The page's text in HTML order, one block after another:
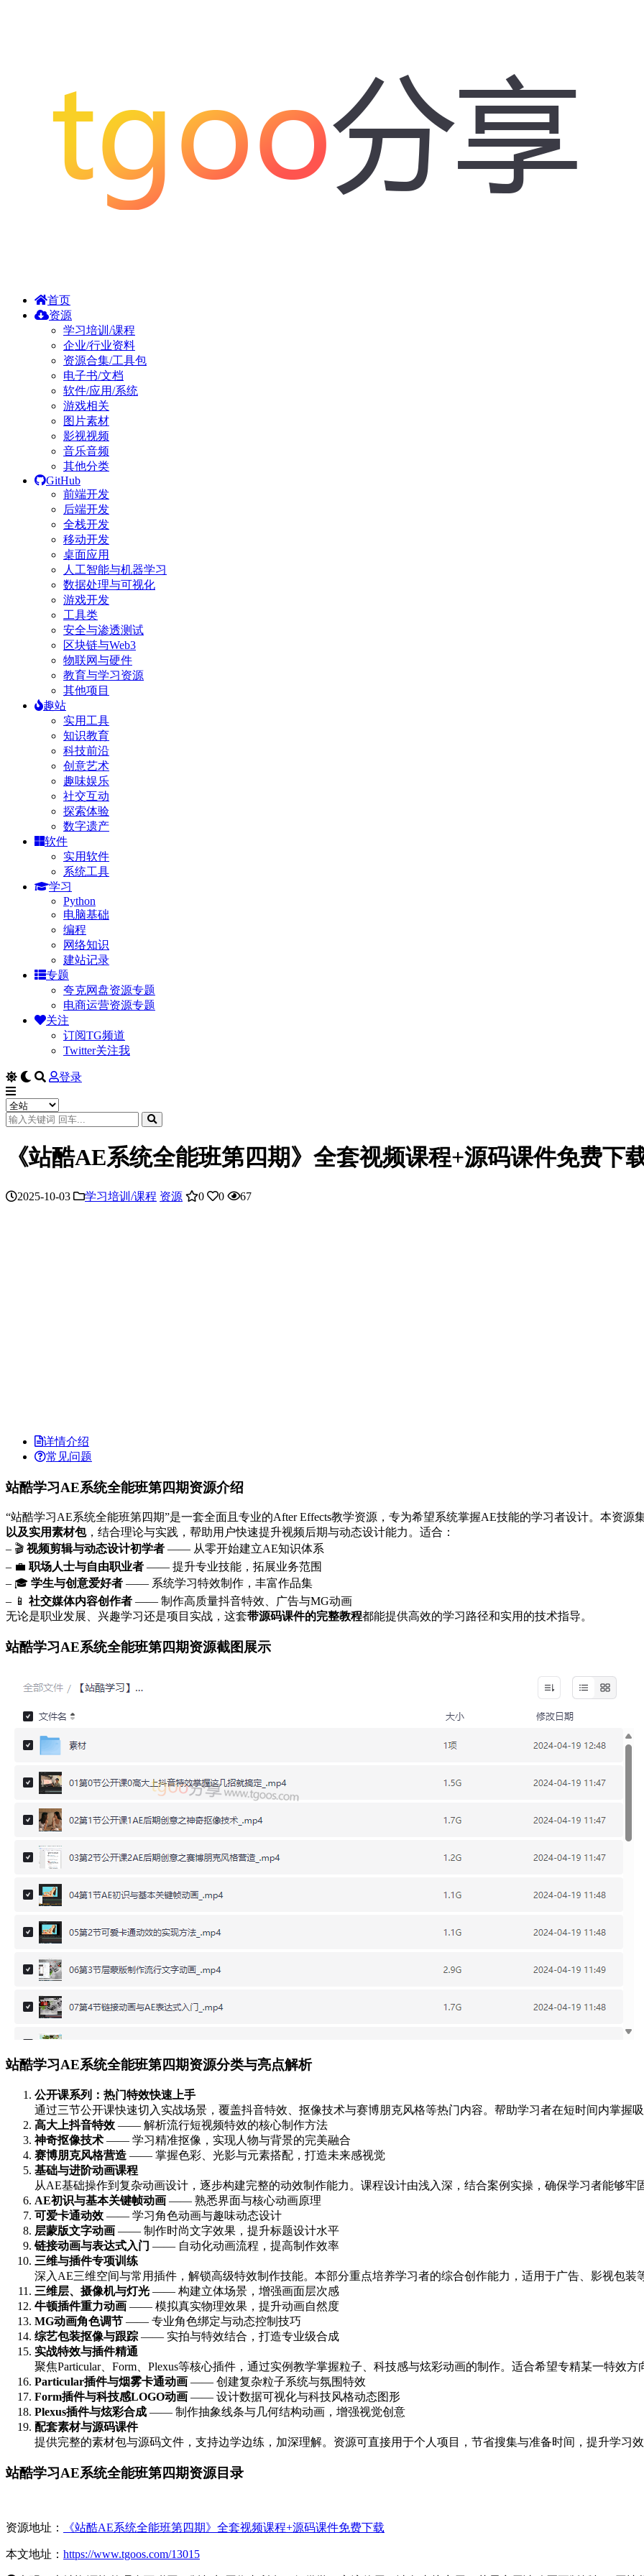
首页
资源
学习培训/课程
企业/行业资料
资源合集/工具包
电子书/文档
软件/应用/系统
游戏相关
图片素材
影视视频
音乐音频
其他分类
GitHub
前端开发
后端开发
全栈开发
移动开发
桌面应用
人工智能与机器学习
数据处理与可视化
游戏开发
工具类
安全与渗透测试
区块链与Web3
物联网与硬件
教育与学习资源
其他项目
趣站
实用工具
知识教育
科技前沿
创意艺术
趣味娱乐
社交互动
探索体验
数字遗产
软件
实用软件
系统工具
学习
Python
电脑基础
编程
网络知识
建站记录
专题
夸克网盘资源专题
电商运营资源专题
关注
订阅TG频道
Twitter关注我
登录
《站酷AE系统全能班第四期》全套视频课程+源码课件免费下
2025-10-03 学习培训/课程 资源 0 0 67
详情介绍
常见问题
站酷学习AE系统全能班第四期资源介绍
“站酷学习AE系统全能班第四期”是一套全面且专业的After Effects教学资源，专为希望系统掌握AE技能的学习者设计。本资源
以及实用素材包，结合理论与实践，帮助用户快速提升视频后期与动态设计能力。适合：
– 🎬 视频剪辑与动态设计初学者 —— 从零开始建立AE知识体系
– 💼 职场人士与自由职业者 —— 提升专业技能，拓展业务范围
– 🎓 学生与创意爱好者 —— 系统学习特效制作，丰富作品集
– 📱 社交媒体内容创作者 —— 制作高质量抖音特效、广告与MG动画
无论是职业发展、兴趣学习还是项目实战，这套带源码课件的完整教程都能提供高效的学习路径和实用的技术指导。
站酷学习AE系统全能班第四期资源截图展示
站酷学习AE系统全能班第四期资源分类与亮点解析
公开课系列：热门特效快速上手
通过三节公开课快速切入实战场景，覆盖抖音特效、抠像技术与赛博朋克风格等热门内容。帮助学习者在短时间内掌握
高大上抖音特效 —— 解析流行短视频特效的核心制作方法
神奇抠像技术 —— 学习精准抠像，实现人物与背景的完美融合
赛博朋克风格营造 —— 掌握色彩、光影与元素搭配，打造未来感视觉
基础与进阶动画课程
从AE基础操作到复杂动画设计，逐步构建完整的动效制作能力。课程设计由浅入深，结合案例实操，确保学习者能够牢
AE初识与基本关键帧动画 —— 熟悉界面与核心动画原理
可爱卡通动效 —— 学习角色动画与趣味动态设计
层蒙版文字动画 —— 制作时尚文字效果，提升标题设计水平
链接动画与表达式入门 —— 自动化动画流程，提高制作效率
三维与插件专项训练
深入AE三维空间与常用插件，解锁高级特效制作技能。本部分重点培养学习者的综合创作能力，适用于广告、影视包装
三维层、摄像机与灯光 —— 构建立体场景，增强画面层次感
牛顿插件重力动画 —— 模拟真实物理效果，提升动画自然度
MG动画角色调节 —— 专业角色绑定与动态控制技巧
综艺包装抠像与跟踪 —— 实拍与特效结合，打造专业级合成
实战特效与插件精通
聚焦Particular、Form、Plexus等核心插件，通过实例教学掌握粒子、科技感与炫彩动画的制作。适合希望专精某一特效
Particular插件与烟雾卡通动画 —— 创建复杂粒子系统与氛围特效
Form插件与科技感LOGO动画 —— 设计数据可视化与科技风格动态图形
Plexus插件与炫彩合成 —— 制作抽象线条与几何结构动画，增强视觉创意
配套素材与源码课件
提供完整的素材包与源码文件，支持边学边练，加深理解。资源可直接用于个人项目，节省搜集与准备时间，提升学习
站酷学习AE系统全能班第四期资源目录
资源地址： 《站酷AE系统全能班第四期》全套视频课程+源码课件免费下载
本文地址： https://www.tgoos.com/13015